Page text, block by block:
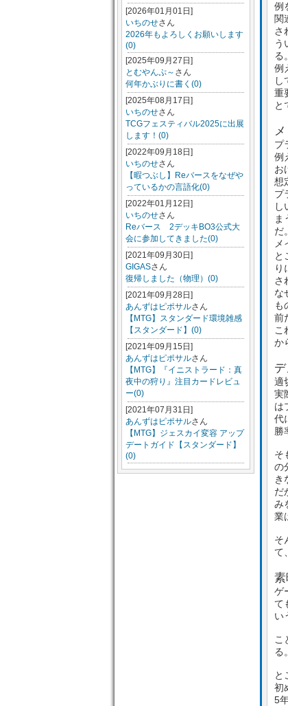
[2026年01月01日]
いちのせさん
2026年もよろしくお願いします
(0)
[2025年09月27日]
とむやんぷ～ さん
何年かぶりに書く(0)
[2025年08月17日]
いちのせさん
TCGフェスティバル2025に出展
します！(0)
[2022年09月18日]
いちのせさん
【暇つぶし】Reバースをなぜや
っているかの言語化(0)
[2022年01月12日]
いちのせさん
Reバース 2デッキBO3公式大
会に参加してきました(0)
[2021年09月30日]
GIGASさん
復帰しました（物理）(0)
[2021年09月28日]
あんずはピポサルさん
【MTG】スタンダード環境雑感
【スタンダード】(0)
[2021年09月15日]
あんずはピポサルさん
【MTG】『イニストラード：真
夜中の狩り』注目カードレビュ
ー(0)
[2021年07月31日]
あんずはピポサルさん
【MTG】ジェスカイ変容 アップ
デートガイド【スタンダード】
(0)
例
関
さ
う
る。
例
し
重
と
プ
例
お
想
プ
し
ま
だ
メ
と
り
さ
な
も
前
こ
か
適
実
は
代
勝
そ
の
き
だ
み
業
そ
て
ゲ
て
い
こ
る
と
初
5